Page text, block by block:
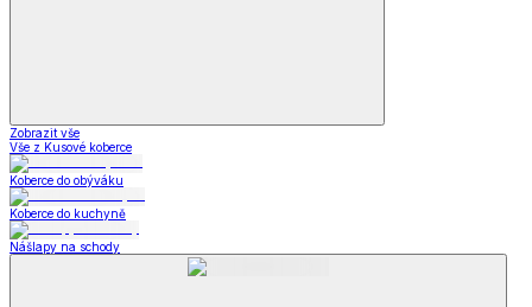
Zobrazit vše
Vše z Kusové koberce
Koberce do obýváku
Koberce do kuchyně
Nášlapy na schody